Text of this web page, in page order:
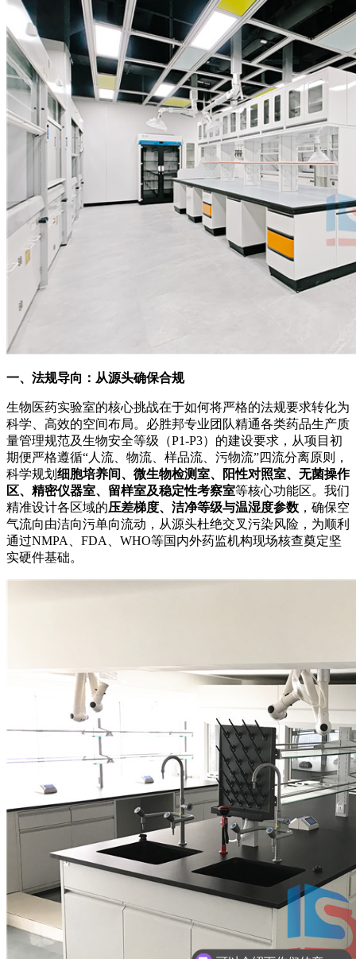
一、法规导向：从源头确保合规
生物医药实验室的核心挑战在于如何将严格的法规要求转化为
科学、高效的空间布局。必胜邦专业团队精通各类药品生产质
量管理规范及生物安全等级（P1-P3）的建设要求，从项目初
期便严格遵循“人流、物流、样品流、污物流”四流分离原则，
科学规划 细胞培养间、微生物检测室、阳性对照室、无菌操作
区、精密仪器室、留样室及稳定性考察室等核心功能区。我们
精准设计各区域的压差梯度、洁净等级与温湿度参数 ，确保空
气流向由洁向污单向流动，从源头杜绝交叉污染风险，为顺利
通过NMPA、FDA、WHO等国内外药监机构现场核查奠定坚
实硬件基础。